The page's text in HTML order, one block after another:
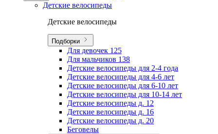
Детские велосипеды
Детские велосипеды
Подборки
Для девочек 125
Для мальчиков 138
Детские велосипеды для 2-4 года
Детские велосипеды для 4-6 лет
Детские велосипеды для 6-10 лет
Детские велосипеды для 10-14 лет
Детские велосипеды д. 12
Детские велосипеды д. 16
Детские велосипеды д. 20
Беговелы